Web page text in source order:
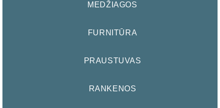
MEDŽIAGOS
FURNITŪRA
PRAUSTUVAS
RANKENOS